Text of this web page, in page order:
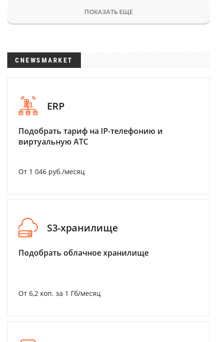
ПОКАЗАТЬ ЕЩЕ
CNEWSMARKET
ERP
Подобрать тариф на IP-телефонию и
виртуальную АТС
От 1 046 руб./месяц
S3-хранилище
Подобрать облачное хранилище
От 6,2 коп. за 1 Гб/месяц